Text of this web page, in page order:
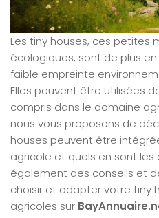
Les tiny houses, ces petites
écologiques, sont de plus
faible empreinte
Elles peuvent être utilisées
compris dans le domaine
nous vous proposons de
houses peuvent être
agricole et quels en sont les
également des conseils et
choisir et adapter votre tiny
agricoles sur